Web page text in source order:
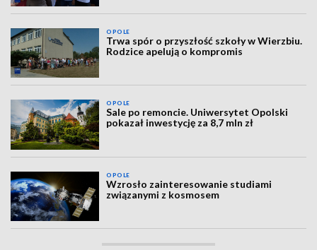
OPOLE
Trwa spór o przyszłość szkoły w Wierzbiu.
Rodzice apelują o kompromis
OPOLE
Sale po remoncie. Uniwersytet Opolski
pokazał inwestycję za 8,7 mln zł
OPOLE
Wzrosło zainteresowanie studiami
związanymi z kosmosem